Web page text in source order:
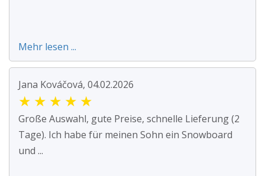
Mehr lesen ...
Jana Kováčová, 04.02.2026
★ ★ ★ ★ ★
Große Auswahl, gute Preise, schnelle Lieferung (2
Tage). Ich habe für meinen Sohn ein Snowboard
und ...